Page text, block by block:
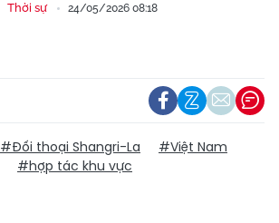
Thời sự 24/05/2026 08:18
#Đối thoại Shangri-La
#Việt Nam
#hợp tác khu vực